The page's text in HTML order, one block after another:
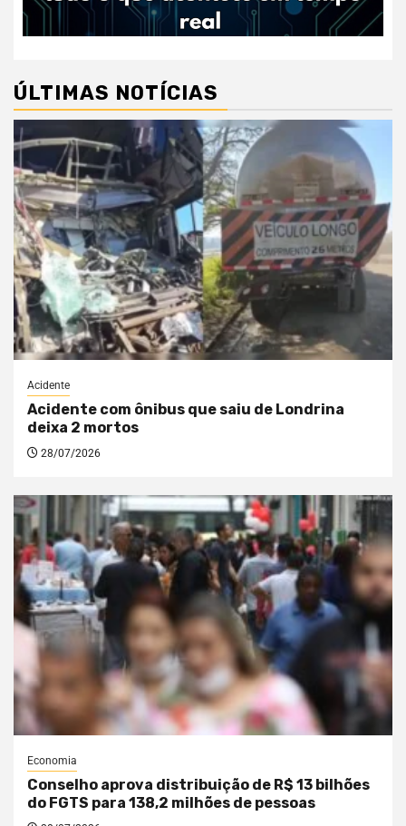
ÚLTIMAS NOTÍCIAS
Acidente
Acidente com ônibus que saiu de Londrina
deixa 2 mortos
28/07/2026
Economia
Conselho aprova distribuição de R$ 13 bilhões
do FGTS para 138,2 milhões de pessoas